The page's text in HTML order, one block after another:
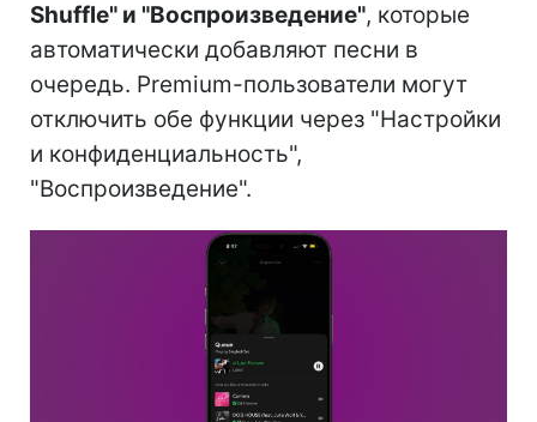
Shuffle" и "Воспроизведение", которые
автоматически добавляют песни в
очередь. Premium-пользователи могут
отключить обе функции через "Настройки
и конфиденциальность",
"Воспроизведение".